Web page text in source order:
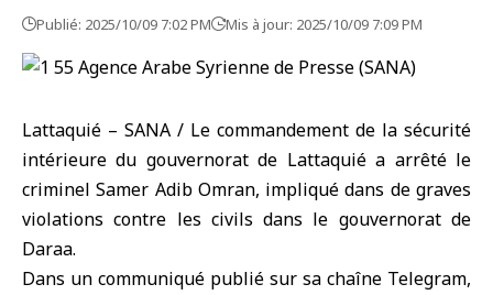
Publié: 2025/10/09 7:02 PM Mis à jour: 2025/10/09 7:09 PM
Lattaquié – SANA / Le commandement de la sécurité
intérieure du gouvernorat de Lattaquiéa arrêté le
criminel Samer Adib Omran, impliqué dans de graves
violations contre les civils dans le gouvernorat de
Daraa.
Dans un communiqué publié sur sa chaîne Telegram,